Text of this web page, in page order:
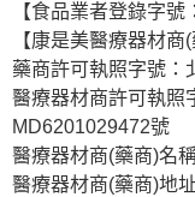
【食品業者登錄字號
【康是美醫療器材商
藥商許可執照字號：
醫療器材商許可執照
MD6201029472號
醫療器材商(藥商)名
醫療器材商(藥商)地